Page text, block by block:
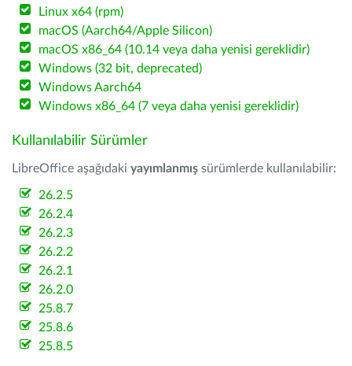
Linux x64 (rpm)
macOS (Aarch64/Apple Silicon)
macOS x86_64 (10.14 veya daha yenisi gereklidir)
Windows (32 bit, deprecated)
Windows Aarch64
Windows x86_64 (7 veya daha yenisi gereklidir)
Kullanılabilir Sürümler
LibreOffice aşağıdaki yayımlanmış sürümlerde kullanılabilir:
26.2.5
26.2.4
26.2.3
26.2.2
26.2.1
26.2.0
25.8.7
25.8.6
25.8.5